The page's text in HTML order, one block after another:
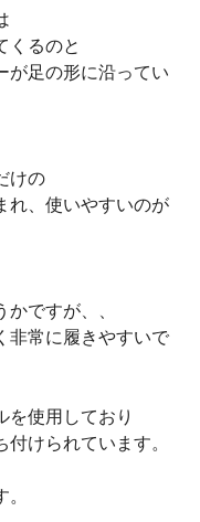
くるのと
が足の形に沿ってい
けの
れ、使いやすいのが
ですが、、
非常に履きやすいで
を使用しており
けられています。